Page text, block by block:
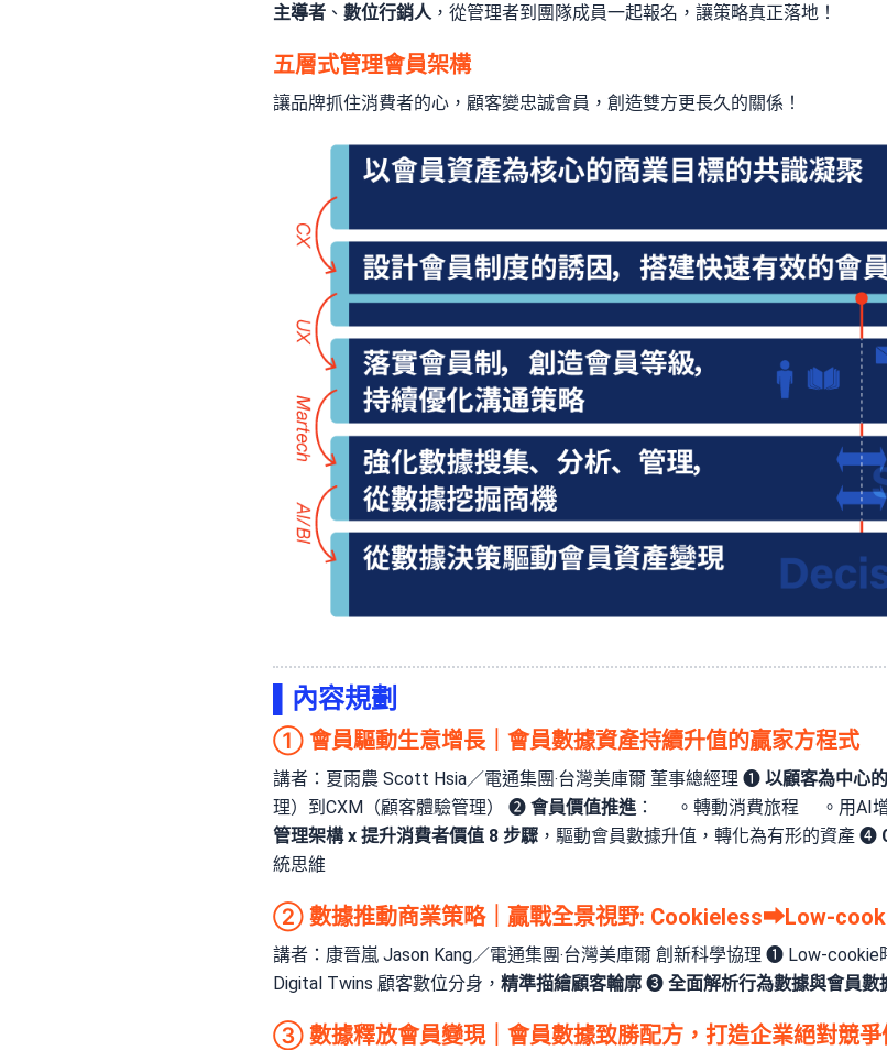
主導者 、 數位行銷人 ，從管理者到團隊成員一起報名，讓策略真正落地！
五層式管理會員架構
讓品牌抓住消費者的心，顧客變忠誠會員，創造雙方更長久的關係！
內容規劃
① 會員驅動生意增長｜會員數據資產持續升值的贏家方程式
講者：夏雨農 Scott Hsia／電通集團‧台灣美庫爾 董事總經理 ❶ 以顧客為中心
理）到CXM（顧客體驗管理） ❷ 會員價值推進 ： 。轉動消費旅程 。用AI
管理架構 x 提升消費者價值 8 步驟 ，驅動會員數據升值，轉化為有形的資產 ❹
統思維
② 數據推動商業策略｜贏戰全景視野: Cookieless⮕Low-
講者：康晉嵐 Jason Kang／電通集團‧台灣美庫爾 創新科學協理 ❶ Low-cookie
Digital Twins 顧客數位分身， 精準描繪顧客輪廓 ❸ 全面解析行為數據與會員數
③ 數據釋放會員變現｜會員數據致勝配方，打造企業絕對競爭